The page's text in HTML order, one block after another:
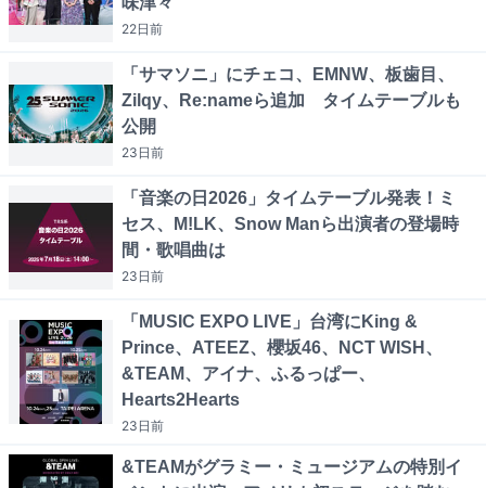
22日前
「サマソニ」にチェコ、EMNW、板歯目、
Zilqy、Re:nameら追加 タイムテーブルも
公開
23日前
「音楽の日2026」タイムテーブル発表！ミ
セス、M!LK、Snow Manら出演者の登場時
間・歌唱曲は
23日前
「MUSIC EXPO LIVE」台湾にKing &
Prince、ATEEZ、櫻坂46、NCT WISH、
&TEAM、アイナ、ふるっぱー、
Hearts2Hearts
23日前
&TEAMがグラミー・ミュージアムの特別イ